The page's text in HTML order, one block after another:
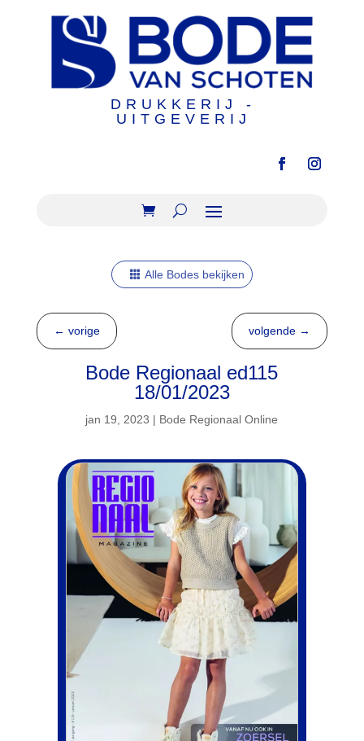
DRUKKERIJ -
UITGEVERIJ
Alle Bodes bekijken
← vorige volgende →
Bode Regionaal ed115
18/01/2023
jan 19, 2023 | Bode Regionaal Online